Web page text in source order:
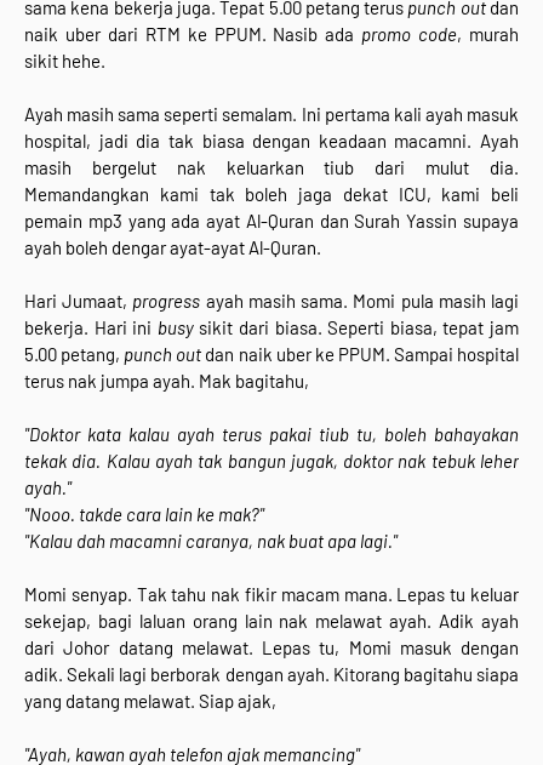
sama kena bekerja juga. Tepat 5.00 petang terus punch outdan
naik uber dari RTM ke PPUM. Nasib ada promo code, murah
sikit hehe.
Ayah masih sama seperti semalam. Ini pertama kali ayah masuk
hospital, jadi dia tak biasa dengan keadaan macamni. Ayah
masih bergelut nak keluarkan tiub dari mulut dia.
Memandangkan kami tak boleh jaga dekat ICU, kami beli
pemain mp3 yang ada ayat Al-Quran dan Surah Yassin supaya
ayah boleh dengar ayat-ayat Al-Quran.
Hari Jumaat, progress ayah masih sama. Momi pula masih lagi
bekerja. Hari ini busysikit dari biasa. Seperti biasa, tepat jam
5.00 petang, punch out dan naik uber ke PPUM. Sampai hospital
terus nak jumpa ayah. Mak bagitahu,
"Doktor kata kalau ayah terus pakai tiub tu, boleh bahayakan
tekak dia. Kalau ayah tak bangun jugak, doktor nak tebuk leher
ayah."
"Nooo. takde cara lain ke mak?"
"Kalau dah macamni caranya, nak buat apa lagi."
Momi senyap. Tak tahu nak fikir macam mana. Lepas tu keluar
sekejap, bagi laluan orang lain nak melawat ayah. Adik ayah
dari Johor datang melawat. Lepas tu, Momi masuk dengan
adik. Sekali lagi berborak dengan ayah. Kitorang bagitahu siapa
yang datang melawat. Siap ajak,
"Ayah, kawan ayah telefon ajak memancing"